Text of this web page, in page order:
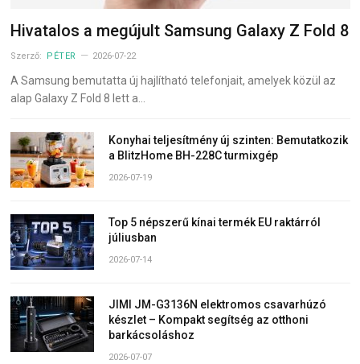
Hivatalos a megújult Samsung Galaxy Z Fold 8
Szerző: PÉTER 2026-07-22
A Samsung bemutatta új hajlítható telefonjait, amelyek közül az
alap Galaxy Z Fold 8 lett a…
Konyhai teljesítmény új szinten: Bemutatkozik
a BlitzHome BH-228C turmixgép
2026-07-19
Top 5 népszerű kínai termék EU raktárról
júliusban
2026-07-14
JIMI JM-G3136N elektromos csavarhúzó
készlet – Kompakt segítség az otthoni
barkácsoláshoz
2026-07-07